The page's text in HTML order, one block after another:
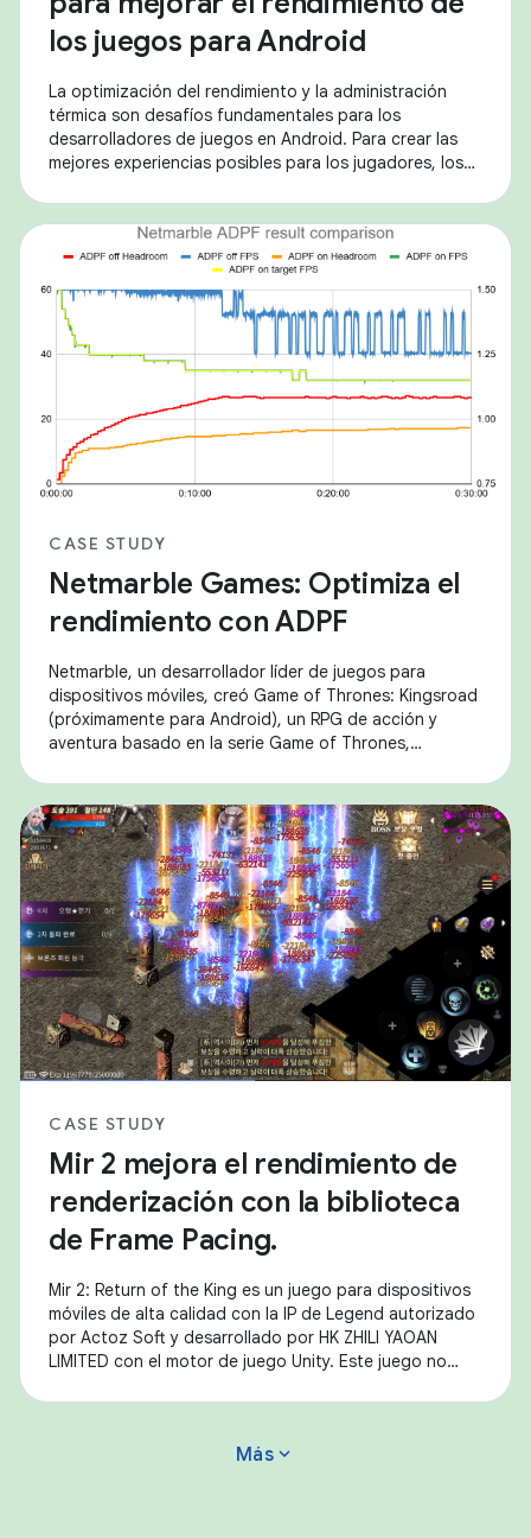
los juegos para Android
La optimización del rendimiento y la administración
térmica son desafíos fundamentales para los
desarrolladores de juegos en Android. Para crear las
mejores experiencias posibles para los jugadores, los
CASE STUDY
Netmarble Games: Optimiza el
rendimiento con ADPF
Netmarble, un desarrollador líder de juegos para
dispositivos móviles, creó Game of Thrones: Kingsroad
(próximamente para Android), un RPG de acción y
aventura basado en la serie Game of Thrones,
CASE STUDY
Mir 2 mejora el rendimiento de
renderización con la biblioteca
de Frame Pacing.
Mir 2: Return of the King es un juego para dispositivos
móviles de alta calidad con la IP de Legend autorizado
por Actoz Soft y desarrollado por HK ZHILI YAOAN
LIMITED con el motor de juego Unity. Este juego no
Más expand_more